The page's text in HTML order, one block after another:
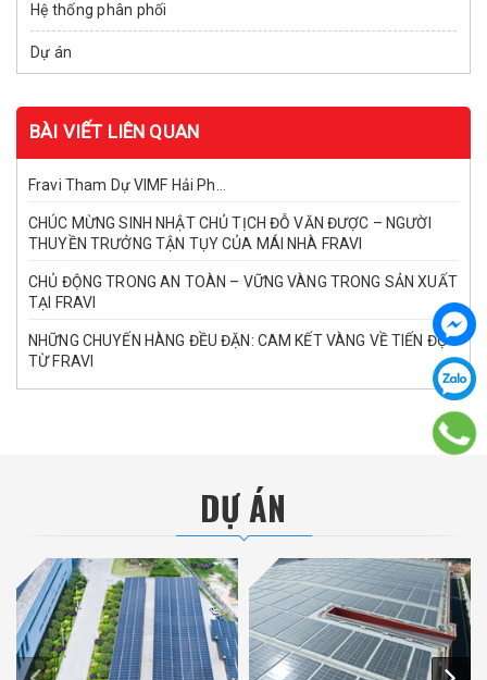
Hệ thống phân phối
Dự án
BÀI VIẾT LIÊN QUAN
Fravi Tham Dự VIMF Hải Ph...
CHÚC MỪNG SINH NHẬT CHỦ TỊCH ĐỖ VĂN ĐƯỢC – NGƯỜI
THUYỀN TRƯỞNG TẬN TỤY CỦA MÁI NHÀ FRAVI
CHỦ ĐỘNG TRONG AN TOÀN – VỮNG VÀNG TRONG SẢN XUẤT
TẠI FRAVI
NHỮNG CHUYẾN HÀNG ĐỀU ĐẶN: CAM KẾT VÀNG VỀ TIẾN ĐỘ
TỪ FRAVI
DỰ ÁN